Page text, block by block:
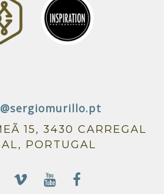
15, 3430 CARREGAL
PORTUGAL